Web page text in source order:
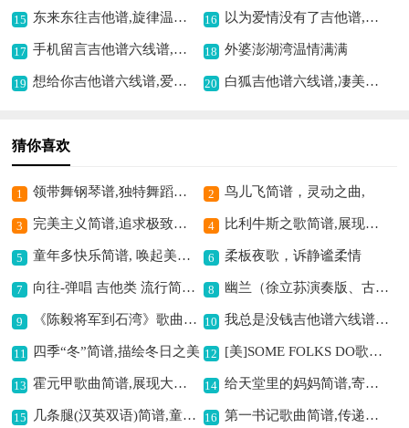
15 东来东往吉他谱,旋律温暖动人 16 以为爱情没有了吉他谱,感怀爱情消逝情
17 手机留言吉他谱六线谱,诉说别样情愫 18 外婆澎湖湾温情满满
19 想给你吉他谱六线谱,爱意满满的旋律 20 白狐吉他谱六线谱,凄美爱情之乐章
猜你喜欢
1 领带舞钢琴谱,独特舞蹈音乐呈现 2 鸟儿飞简谱，灵动之曲,
3 完美主义简谱,追求极致之美 4 比利牛斯之歌简谱,展现法国民歌风情
5 童年多快乐简谱, 唤起美好回忆 6 柔板夜歌，诉静谧柔情
7 向往-弹唱 吉他类 流行简谱,抒发内心向往情 8 幽兰（徐立荪演奏版、古琴谱）古筝古琴简谱, 传递清幽高雅意境
9 《陈毅将军到石湾》歌曲简谱,展现陈毅将军风采 10 我总是没钱吉他谱六线谱,唱出缺钱的无奈
11 四季“冬”简谱,描绘冬日之美 12 [美]SOME FOLKS DO歌曲简谱,展现多样人们爱好
13 霍元甲歌曲简谱,展现大侠风范 14 给天堂里的妈妈简谱,寄托无尽思念之情
15 几条腿(汉英双语)简谱,童趣双语之韵 16 第一书记歌曲简谱,传递扶贫情怀